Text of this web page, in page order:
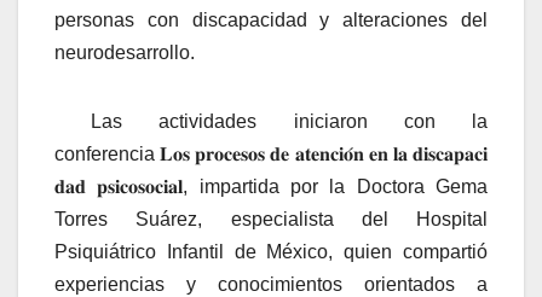
personas con discapacidad y alteraciones del
neurodesarrollo.
Las actividades iniciaron con la
conferencia𝐋𝐨𝐬 𝐩𝐫𝐨𝐜𝐞𝐬𝐨𝐬 𝐝𝐞 𝐚𝐭𝐞𝐧𝐜𝐢𝐨𝐧 𝐞𝐧 𝐥𝐚 𝐝𝐢𝐬𝐜𝐚𝐩𝐚𝐜𝐢
𝐝𝐚𝐝
𝐩𝐬𝐢𝐜𝐨𝐬𝐨𝐜𝐢𝐚𝐥, impartida por la Doctora Gema
Torres Suárez, especialista del Hospital
Psiquiátrico Infantil de México, quien compartió
experiencias y conocimientos orientados a